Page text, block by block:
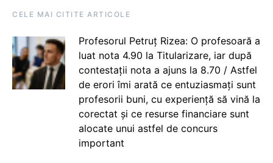
CELE MAI CITITE ARTICOLE
Profesorul Petruț Rizea: O profesoară a
luat nota 4.90 la Titularizare, iar după
contestații nota a ajuns la 8.70 / Astfel
de erori îmi arată ce entuziasmați sunt
profesorii buni, cu experiență să vină la
corectat și ce resurse financiare sunt
alocate unui astfel de concurs
important